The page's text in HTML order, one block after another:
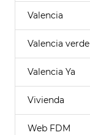
Valencia
Valencia verde
Valencia Ya
Vivienda
Web FDM